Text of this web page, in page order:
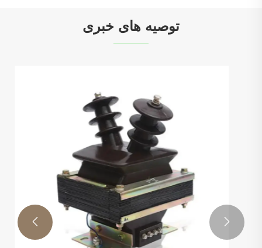
توصیه های خبری
کدام فناوری مدار شکن قابلیت اطمینان بهتر و
تأثیر کمتری بر محیط زیست دارد؟
بیشتر ببینید >>
 